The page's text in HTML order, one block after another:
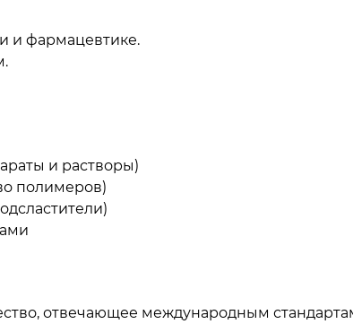
и фармацевтике.
и растворы)
полимеров)
отвечающее международным